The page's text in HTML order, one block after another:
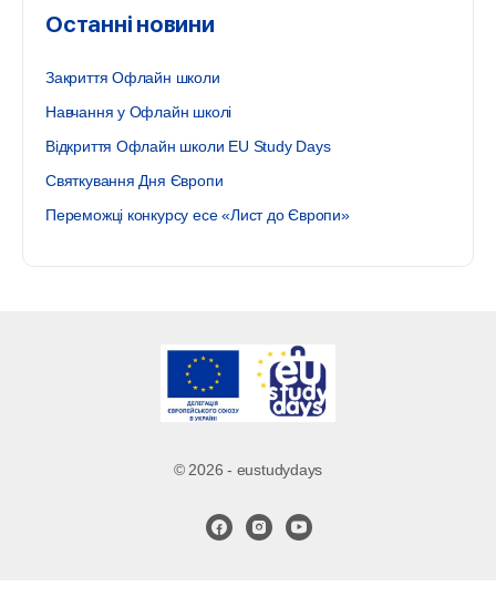
Останні новини
Закриття Офлайн школи
Навчання у Офлайн школі
Відкриття Офлайн школи EU Study Days
Святкування Дня Європи
Переможці конкурсу есе «Лист до Європи»
© 2026 - eustudydays